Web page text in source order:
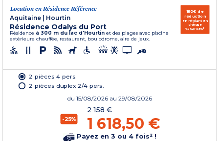
Location en Résidence Référence
Aquitaine | Hourtin
Résidence Odalys du Port
Résidence à 300 m du lac d'Hourtin et des plages avec piscine
extérieure chauffée, restaurant, boulodrome, aire de jeux.
150€ de
réduction
en réglant en
chèque
vacances*
2 pièces 4 pers.
2 pièces duplex 2/4 pers.
du 15/08/2026 au 29/08/2026
-25%
2 158 €
1 618,50 €
Payez en 3 ou 4 fois² !